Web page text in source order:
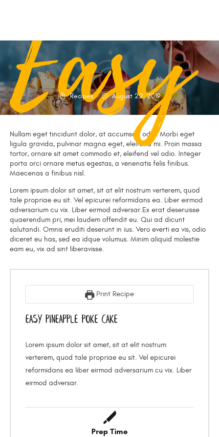
Recipes August 22, 2019
Nullam eget tincidunt dolor, at accumsan odio. Morbi eget
ligula gravida, pulvinar magna eget, eleifend mi. Proin massa
tortor, ornare sit amet commodo et, eleifend vel odio. Integer
porta orci ornare metus egestas, a venenatis felis finibus.
Maecenas a finibus nisl.
Lorem ipsum dolor sit amet, sit at elit nostrum verterem, quod
tale propriae eu sit. Vel epicurei reformidans ea. Liber eirmod
adversarium cu vix. Liber eirmod adversar.Ex erat deseruisse
quaerendum pri, mei laudem offendit eu. Qui ad dicunt
salutandi. Omnis eruditi deserunt in ius. Vero everti ea vis, odio
diceret eu has, sed ea idque volumus. Minim aliquid molestie
eam eu, vix ad sint liberavisse.
Print Recipe
Easy Pineapple Poke Cake
Lorem ipsum dolor sit amet, sit at elit nostrum
verterem, quod tale propriae eu sit. Vel epicurei
reformidans ea liber eirmod adversarium cu vix. Liber
eirmod adversar.
Prep Time